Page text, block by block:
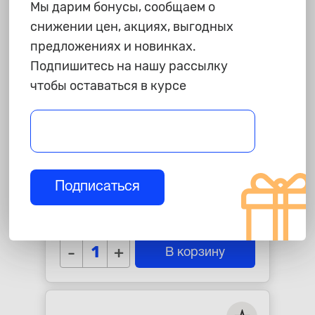
1 790 ₽
Колодки тормозные Mitsubishi
Lancer IX, X, Outlander
"SANGSIN" задние
- + В корзину
Мы дарим бонусы, сообщаем о
снижении цен, акциях, выгодных
предложениях и новинках.
Подпишитесь на нашу рассылку
чтобы оставаться в курсе
Подписаться